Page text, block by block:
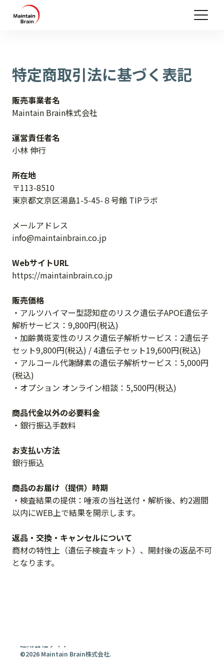
特定商取引法に基づく表記
販売事業者名
Maintain Brain株式会社
運営責任者名
小林 伸行
所在地
〒113-8510
東京都文京区湯島1-5-45-８号館 TIPラボ
メールアドレス
info@maintainbrain.co.jp
WebサイトURL
https://maintainbrain.co.jp
販売価格
・アルツハイマー型認知症のリスク遺伝子APOE遺伝子
解析サービス：9,800円(税込)
・加齢黄斑変性のリスク遺伝子解析サービス：2遺伝子
セット9,800円(税込) / 4遺伝子セット19,600円(税込)
・アルコール代謝酵素の遺伝子解析サービス：5,000円
(税込)
・オプション オンライン相談：5,500円(税込)
商品代金以外の必要料金
・銀行振込手数料
お支払い方法
銀行振込
商品のお届け（提供）時期
・検査結果の提供：唾液の当社送付・解析後、約2週間
以内にWEB上で結果を開示します。
返品・交換・キャンセルについて
商材の特性上（遺伝子検査キット）、開封後の返品不可
となります。
運用会社サイト
©2026 Maintain Brain株式会社.